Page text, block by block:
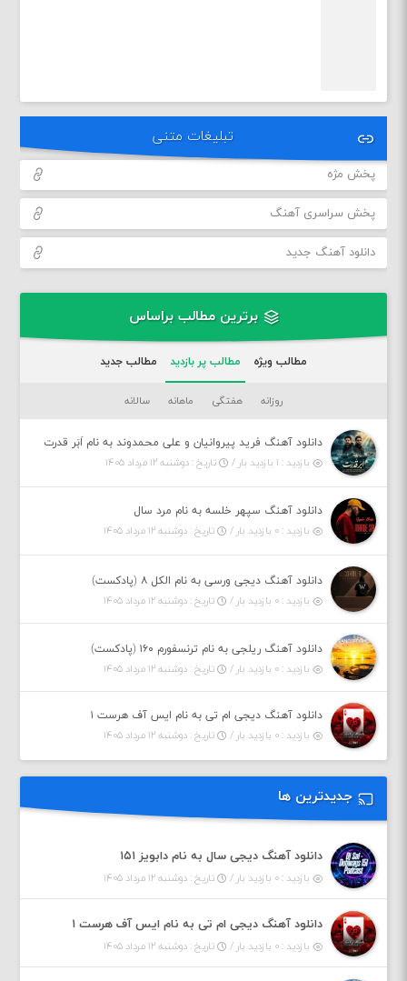
تبلیغات متنی
پخش مژه
پخش سراسری آهنگ
دانلود آهنگ جدید
برترین مطالب براساس
مطالب ویژه مطالب پر بازدید مطالب جدید
روزانه هفتگی ماهانه سالانه
دانلود آهنگ فرید پیروانیان و علی محمدوند به نام اَبَر قدرت
بازدید : ۱ بازدید بار /
تاریخ : دوشنبه ۱۲ مرداد ۱۴۰۵
دانلود آهنگ سپهر خلسه به نام مرد سال
بازدید : ۰ بازدید بار /
تاریخ : دوشنبه ۱۲ مرداد ۱۴۰۵
دانلود آهنگ دیجی ورسی به نام الکل ۸ (پادکست)
بازدید : ۰ بازدید بار /
تاریخ : دوشنبه ۱۲ مرداد ۱۴۰۵
دانلود آهنگ ریلجی به نام ترنسفورم ۱۶۰ (پادکست)
بازدید : ۰ بازدید بار /
تاریخ : دوشنبه ۱۲ مرداد ۱۴۰۵
دانلود آهنگ دیجی ام تی به نام ایس آف هرست ۱
بازدید : ۰ بازدید بار /
تاریخ : دوشنبه ۱۲ مرداد ۱۴۰۵
جدیدترین ها
دانلود آهنگ دیجی سال به نام دابویز ۱۵۱
بازدید : ۰ بازدید بار / تاریخ : دوشنبه ۱۲ مرداد ۱۴۰۵
دانلود آهنگ دیجی ام تی به نام ایس آف هرست ۱
بازدید : ۰ بازدید بار / تاریخ : دوشنبه ۱۲ مرداد ۱۴۰۵